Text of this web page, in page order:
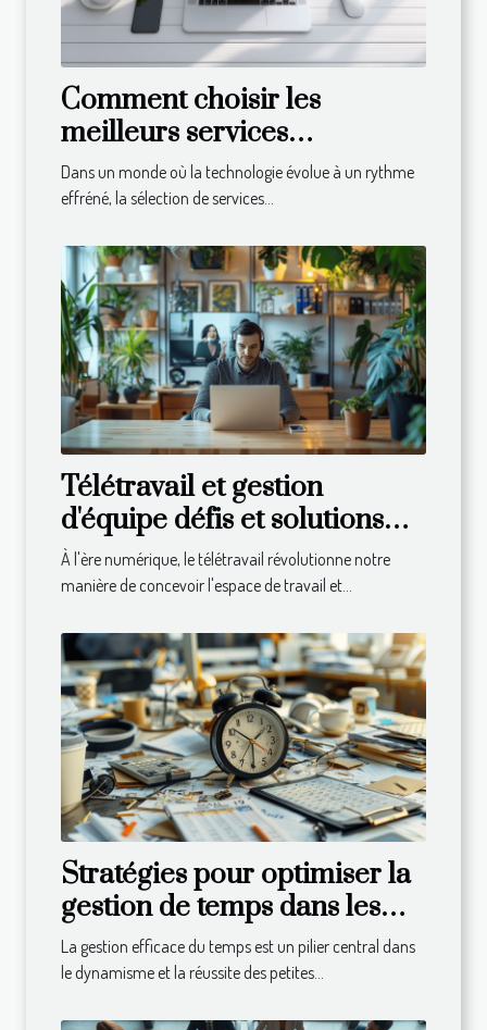
Comment choisir les
meilleurs services
informatiques pour votre
entreprise
Dans un monde où la technologie évolue à un rythme
effréné, la sélection de services...
Télétravail et gestion
d'équipe défis et solutions
pour les managers à
distance
À l'ère numérique, le télétravail révolutionne notre
manière de concevoir l'espace de travail et...
Stratégies pour optimiser la
gestion de temps dans les
PME
La gestion efficace du temps est un pilier central dans
le dynamisme et la réussite des petites...